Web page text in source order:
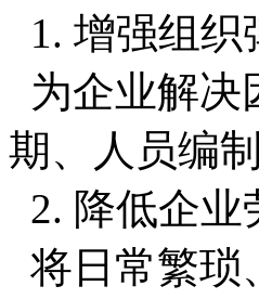
1. 增强组
为企业解决
期、人员编
2. 降低企
将日常繁琐